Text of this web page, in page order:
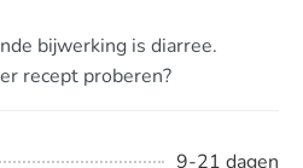
bijwerking is diarree.
recept proberen?
9-21 dagen